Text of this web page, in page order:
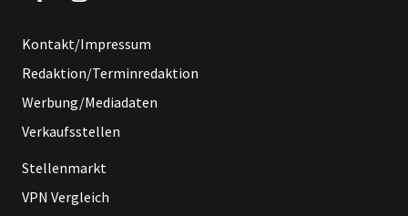
Kontakt/Impressum
Redaktion/Terminredaktion
Werbung/Mediadaten
Verkaufsstellen
Stellenmarkt
VPN Vergleich